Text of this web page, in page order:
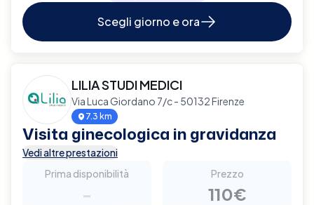
Scegli giorno e ora
LILIA STUDI MEDICI
Via Luca Giordano 7/c - 50132 Firenze
7.3 km
Visita ginecologica in gravidanza
Vedi altre prestazioni
Prima disponibilità
-
Prezzo
110€